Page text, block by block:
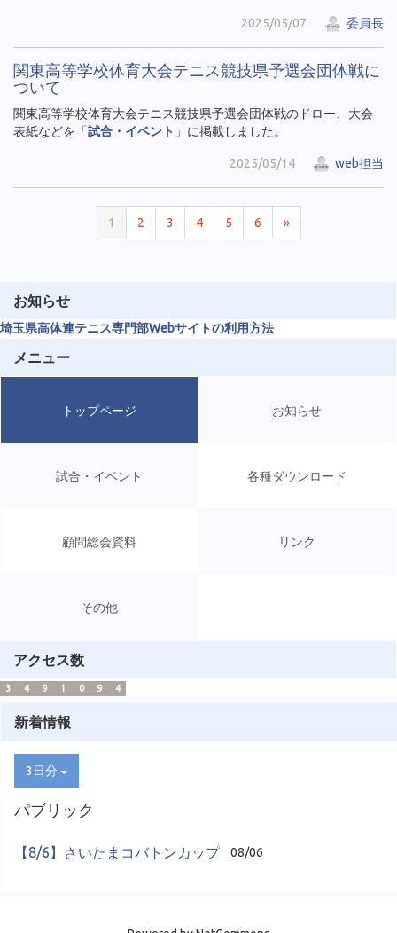
2025/05/07 委員長
関東高等学校体育大会テニス競技県予選会団体戦に
ついて
関東高等学校体育大会テニス競技県予選会団体戦のドロー、大会
表紙などを「試合・イベント 」に掲載しました。
2025/05/14 web担当
1 2 3 4 5 6 »
お知らせ
埼玉県高体連テニス専門部Webサイトの利用方法
メニュー
トップページ お知らせ
試合・イベント 各種ダウンロード
顧問総会資料 リンク
その他
アクセス数
3 4 9 1 0 9 4
新着情報
3日分
パブリック
【8/6】さいたまコバトンカップ 08/06